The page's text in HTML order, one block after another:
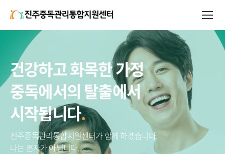
건강하고 화목한 가정
중독에서의 탈출에서
시작됩니다.
진주중독관리통합지원센터가 함께 하겠습니다.
나는 혼자가 아닙니다.